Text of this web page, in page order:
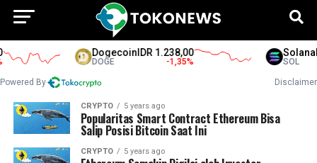
DogecoinIDR 1.238,00
DOGE -1,35 %
Solana
SOL
Powered By Disclaimer
CRYPTO 5 years ago
Popularitas Smart Contract Ethereum Bisa
Salip Posisi Bitcoin Saat Ini
CRYPTO 5 years ago